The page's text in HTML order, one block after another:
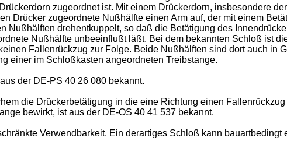
zugeordnet ist. Mit einem Drückerdorn, insbesondere
Drücker zugeordnete Nußhälfte einen Arm auf, der mit einem
drehentkuppelt, so daß die Betätigung des
Nußhälfte unbeeinflußt läßt. Bei dem bekannten Schloß ist
Fallenrückzug zur Folge. Beide Nußhälften sind dort auch in
einer im Schloßkasten angeordneten Treibstange.
der DE-PS 40 26 080 bekannt.
die Drückerbetätigung in die eine Richtung einen
bewirkt, ist aus der DE-OS 40 41 537 bekannt.
Verwendbarkeit. Ein derartiges Schloß kann bauartbedingt